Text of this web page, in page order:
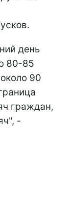
день
80-85
90
граждан,
-